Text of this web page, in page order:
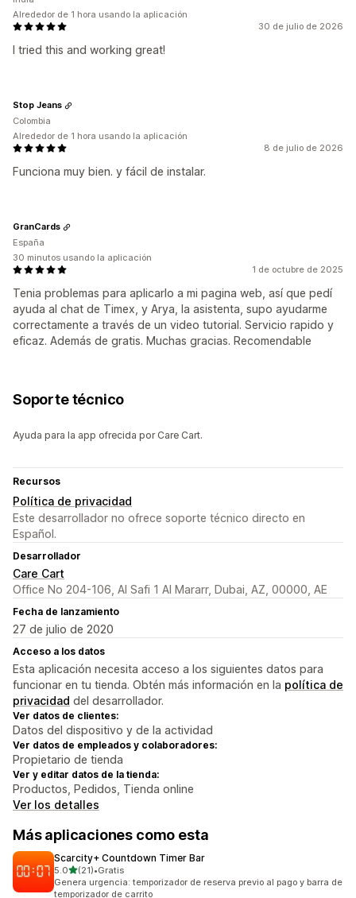
30 de julio de 2026
I tried this and working great!
Alrededor de 1 hora usando la aplicación
8 de julio de 2026
Funciona muy bien. y fácil de instalar.
Stop Jeans
Colombia
Alrededor de 1 hora usando la aplicación
1 de octubre de 2025
Tenia problemas para aplicarlo a mi pagina web, así que pedí
ayuda al chat de Timex, y Arya, la asistenta, supo ayudarme
correctamente a través de un video tutorial. Servicio rapido y
eficaz. Además de gratis. Muchas gracias. Recomendable
GranCards
España
30 minutos usando la aplicación
Soporte técnico
Ayuda para la app ofrecida por Care Cart.
Recursos
Política de privacidad
Este desarrollador no ofrece soporte técnico directo en
Español.
Desarrollador
Care Cart
Office No 204-106, Al Safi 1 Al Mararr, Dubai, AZ, 00000, AE
Fecha de lanzamiento
27 de julio de 2020
Acceso a los datos
Esta aplicación necesita acceso a los siguientes datos para
funcionar en tu tienda. Obtén más información en la política de
privacidad del desarrollador.
Ver datos de clientes:
Datos del dispositivo y de la actividad
Ver datos de empleados y colaboradores:
Propietario de tienda
Ver y editar datos de la tienda:
Productos, Pedidos, Tienda online
Ver los detalles
Más aplicaciones como esta
Scarcity+ Countdown Timer Bar
5.0de 5 estrellas
(21)
21 reseñas en total
•Gratis
Genera urgencia: temporizador de reserva previo al pago y barra de
temporizador de carrito